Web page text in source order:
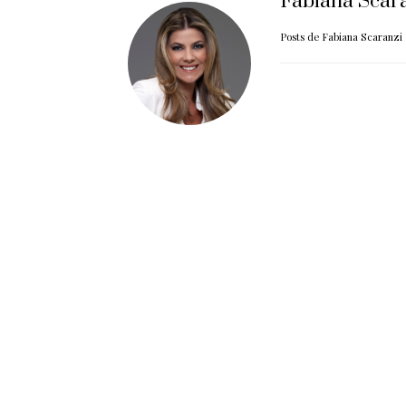
Posts de Fabiana Scaranzi